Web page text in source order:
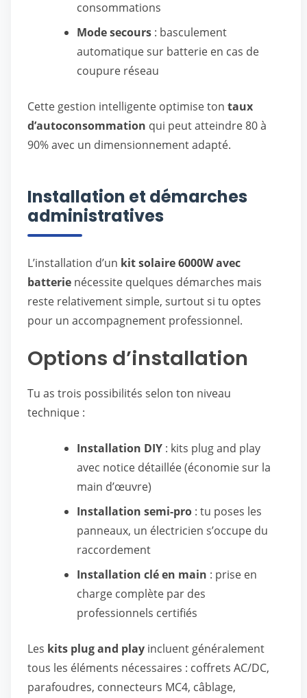
consommations
Mode secours : basculement
automatique sur batterie en cas de
coupure réseau
Cette gestion intelligente optimise ton taux
d’autoconsommation qui peut atteindre 80 à
90% avec un dimensionnement adapté.
Installation et démarches
administratives
L’installation d’un kit solaire 6000W avec
batterie nécessite quelques démarches mais
reste relativement simple, surtout si tu optes
pour un accompagnement professionnel.
Options d’installation
Tu as trois possibilités selon ton niveau
technique :
Installation DIY : kits plug and play
avec notice détaillée (économie sur la
main d’œuvre)
Installation semi-pro : tu poses les
panneaux, un électricien s’occupe du
raccordement
Installation clé en main : prise en
charge complète par des
professionnels certifiés
Les kits plug and play incluent généralement
tous les éléments nécessaires : coffrets AC/DC,
parafoudres, connecteurs MC4, câblage,